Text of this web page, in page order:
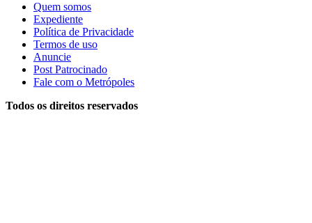
Quem somos
Expediente
Política de Privacidade
Termos de uso
Anuncie
Post Patrocinado
Fale com o Metrópoles
Todos os direitos reservados